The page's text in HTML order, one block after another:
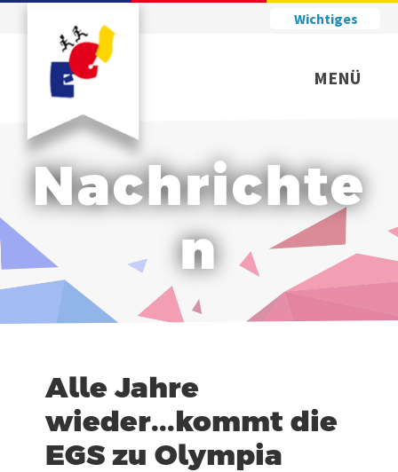
Wichtiges
MENÜ
Nachrichte
n
Alle Jahre
wieder...kommt die
EGS zu Olympia